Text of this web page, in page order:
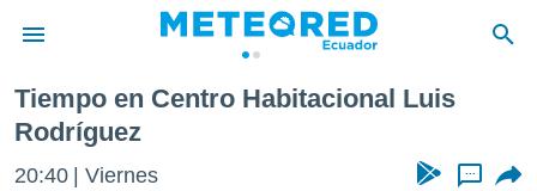
de
Tiempo en Centro Habitacional Luis
Rodríguez
20:40 Viernes ...